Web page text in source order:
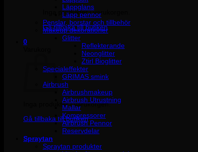
Inga produkter i varukorgen.
Gå tillbaka till butiken
0
Inga produkter i varukorgen.
Gå tillbaka till butiken
Läppglans
Läpp pennor
Penslar, borstar och tillbehör
Makeup dekorationer
Glitter
Reflekterande
Neonglitter
Ztirl Bioglitter
Specialeffekter
GRIMAS smink
Airbrush
Airbrushmakeup
Airbrush Utrustning
Mallar
Kompressorer
Airbrush Pennor
Reservdelar
Spraytan
Spraytan produkter